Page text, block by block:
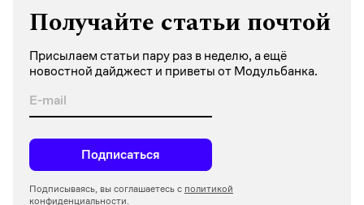
Получайте статьи почтой
Присылаем статьи пару раз в неделю, а ещё
новостной дайджест и приветы от Модульбанка.
Подписаться
Подписываясь, вы соглашаетесь с политикой
конфиденциальности.